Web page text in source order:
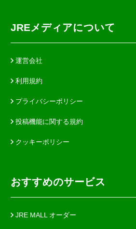
JREメディアについて
運営会社
利用規約
プライバシーポリシー
投稿機能に関する規約
クッキーポリシー
おすすめのサービス
JRE MALL オーダー